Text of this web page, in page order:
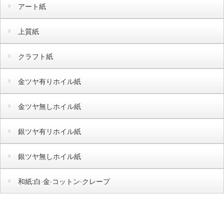
アート紙
上質紙
クラフト紙
金ツヤ有りホイル紙
金ツヤ無しホイル紙
銀ツヤ有リホイル紙
銀ツヤ無しホイル紙
和紙:白·金·コットン·クレープ